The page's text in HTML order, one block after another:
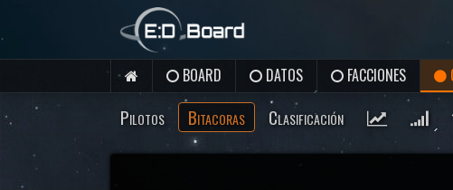
BOARD DATOS FACCIONES
Pilotos Bitacoras Clasificación